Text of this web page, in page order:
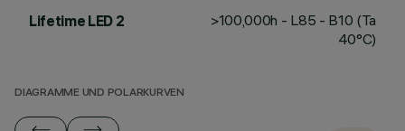
Lifetime LED 2
>100,000h - L85 - B10 (Ta
40°C)
DIAGRAMME UND POLARKURVEN